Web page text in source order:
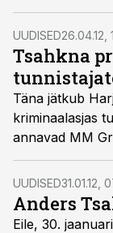
võltsdokumendi
UUDISED26.04.12,
Tsahkna
Täna jätkub
kriminaalasjas
annavad MM Grupi omanik Margus Linnamäe ja
Magnumi
UUDISED31.01.12,
Anders
Eile, 30. jaanuaril algas kohtuprotsess